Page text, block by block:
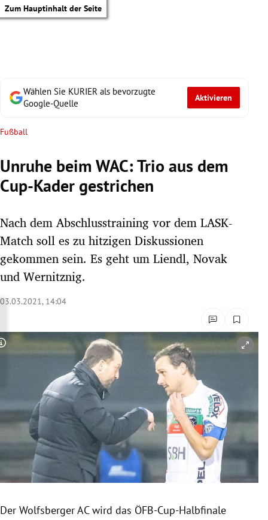
Zum Hauptinhalt der Seite
Untermenü
Untermenü
Untermenü
Untermenü
Untermenü
Untermenü
Untermenü
Untermenü
Untermenü
Wählen Sie KURIER als bevorzugte
Google-Quelle
Aktivieren
Fußball
Unruhe beim WAC: Trio aus dem
Cup-Kader gestrichen
Nach dem Abschlusstraining vor dem LASK-
Match soll es zu hitzigen Diskussionen
gekommen sein. Es geht um Liendl, Novak
und Wernitznig.
03.03.2021, 14:04
Copyright-Hinweis öffnen/schließen
Der Wolfsberger AC wird das ÖFB-Cup-Halbfinale